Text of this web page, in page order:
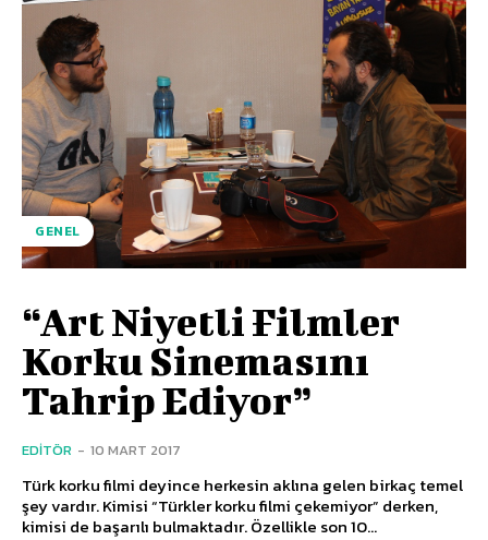
GENEL
“Art Niyetli Filmler
Korku Sinemasını
Tahrip Ediyor”
EDITÖR - 10 MART 2017
Türk korku filmi deyince herkesin aklına gelen birkaç temel
şey vardır. Kimisi “Türkler korku filmi çekemiyor” derken,
kimisi de başarılı bulmaktadır. Özellikle son 10...